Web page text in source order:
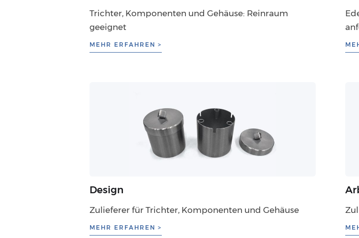
Trichter, Komponenten und Gehäuse: Reinraum
geeignet
MEHR ERFAHREN >
Design
Zulieferer für Trichter, Komponenten und Gehäuse
MEHR ERFAHREN >